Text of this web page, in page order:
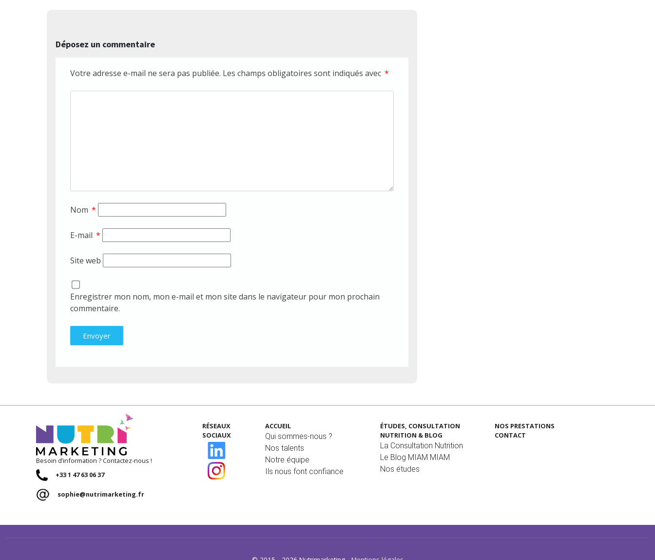
Déposez un commentaire
Votre adresse e-mail ne sera pas publiée. Les champs obligatoires sont indiqués avec *
Nom *
E-mail *
Site web
Enregistrer mon nom, mon e-mail et mon site dans le navigateur pour mon prochain
commentaire.
Besoin d’information ? Contactez-nous !
+33 1 47 63 06 37
sophie@nutrimarketing.fr
RÉSEAUX
SOCIAUX
ACCUEIL
Qui sommes-nous ?
Nos talents
Notre équipe
Ils nous font confiance
ÉTUDES, CONSULTATION
NUTRITION & BLOG
La Consultation Nutrition
Le Blog MIAM MIAM
Nos études
NOS PRESTATIONS
CONTACT